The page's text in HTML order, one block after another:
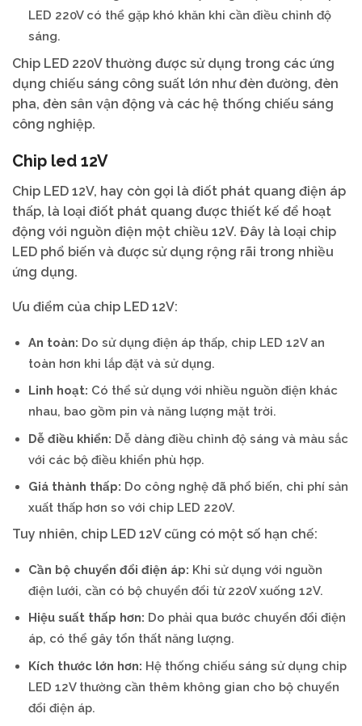
LED 220V có thể gặp khó khăn khi cần điều chỉnh độ
sáng.
Chip LED 220V thường được sử dụng trong các ứng
dụng chiếu sáng công suất lớn như đèn đường, đèn
pha, đèn sân vận động và các hệ thống chiếu sáng
công nghiệp.
Chip led 12V
Chip LED 12V, hay còn gọi là điốt phát quang điện áp
thấp, là loại điốt phát quang được thiết kế để hoạt
động với nguồn điện một chiều 12V. Đây là loại chip
LED phổ biến và được sử dụng rộng rãi trong nhiều
ứng dụng.
Ưu điểm của chip LED 12V:
An toàn: Do sử dụng điện áp thấp, chip LED 12V an
toàn hơn khi lắp đặt và sử dụng.
Linh hoạt: Có thể sử dụng với nhiều nguồn điện khác
nhau, bao gồm pin và năng lượng mặt trời.
Dễ điều khiển: Dễ dàng điều chỉnh độ sáng và màu sắc
với các bộ điều khiển phù hợp.
Giá thành thấp: Do công nghệ đã phổ biến, chi phí sản
xuất thấp hơn so với chip LED 220V.
Tuy nhiên, chip LED 12V cũng có một số hạn chế:
Cần bộ chuyển đổi điện áp: Khi sử dụng với nguồn
điện lưới, cần có bộ chuyển đổi từ 220V xuống 12V.
Hiệu suất thấp hơn: Do phải qua bước chuyển đổi điện
áp, có thể gây tổn thất năng lượng.
Kích thước lớn hơn: Hệ thống chiếu sáng sử dụng chip
LED 12V thường cần thêm không gian cho bộ chuyển
đổi điện áp.